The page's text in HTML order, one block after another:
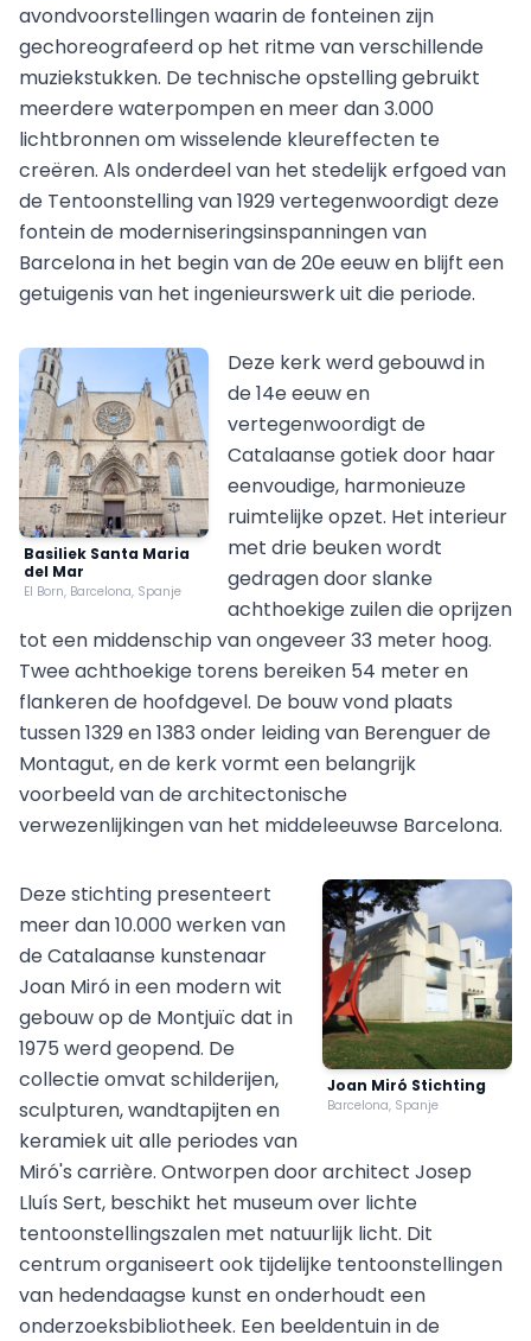
avondvoorstellingen waarin de fonteinen zijn
gechoreografeerd op het ritme van verschillende
muziekstukken. De technische opstelling gebruikt
meerdere waterpompen en meer dan 3.000
lichtbronnen om wisselende kleureffecten te
creëren. Als onderdeel van het stedelijk erfgoed van
de Tentoonstelling van 1929 vertegenwoordigt deze
fontein de moderniseringsinspanningen van
Barcelona in het begin van de 20e eeuw en blijft een
getuigenis van het ingenieurswerk uit die periode.
Basiliek Santa Maria
del Mar
El Born, Barcelona, Spanje
Deze kerk werd gebouwd in
de 14e eeuw en
vertegenwoordigt de
Catalaanse gotiek door haar
eenvoudige, harmonieuze
ruimtelijke opzet. Het interieur
met drie beuken wordt
gedragen door slanke
achthoekige zuilen die oprijzen
tot een middenschip van ongeveer 33 meter hoog.
Twee achthoekige torens bereiken 54 meter en
flankeren de hoofdgevel. De bouw vond plaats
tussen 1329 en 1383 onder leiding van Berenguer de
Montagut, en de kerk vormt een belangrijk
voorbeeld van de architectonische
verwezenlijkingen van het middeleeuwse Barcelona.
Joan Miró Stichting
Barcelona, Spanje
Deze stichting presenteert
meer dan 10.000 werken van
de Catalaanse kunstenaar
Joan Miró in een modern wit
gebouw op de Montjuïc dat in
1975 werd geopend. De
collectie omvat schilderijen,
sculpturen, wandtapijten en
keramiek uit alle periodes van
Miró's carrière. Ontworpen door architect Josep
Lluís Sert, beschikt het museum over lichte
tentoonstellingszalen met natuurlijk licht. Dit
centrum organiseert ook tijdelijke tentoonstellingen
van hedendaagse kunst en onderhoudt een
onderzoeksbibliotheek. Een beeldentuin in de